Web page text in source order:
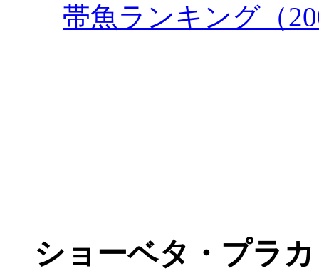
帯魚ランキング（
ショーベタ・プラ